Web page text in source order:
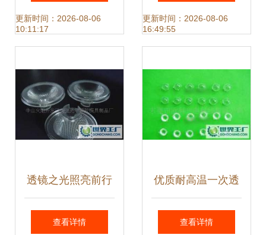
设计与应用解析
更新时间：2026-08-06
10:11:17
改装指南
更新时间：2026-08-06
16:49:55
透镜之光照亮前行
之路 供应LED透镜
查看详情
优质耐高温一次透
镜 265度耐热与回
查看详情